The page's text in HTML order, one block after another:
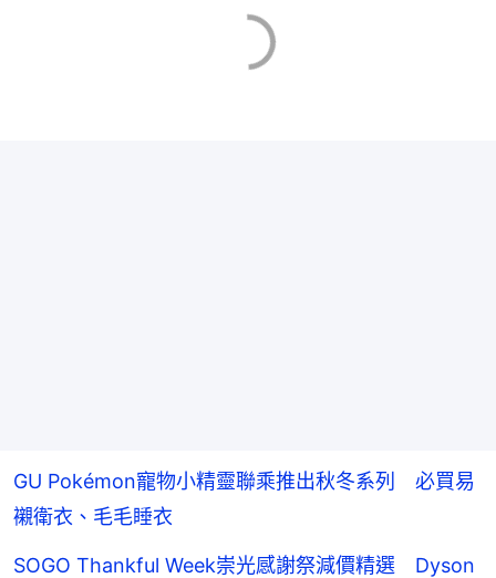
GU Pokémon寵物小精靈聯乘推出秋冬系列 必買易
襯衛衣、毛毛睡衣
SOGO Thankful Week崇光感謝祭減價精選 Dyson